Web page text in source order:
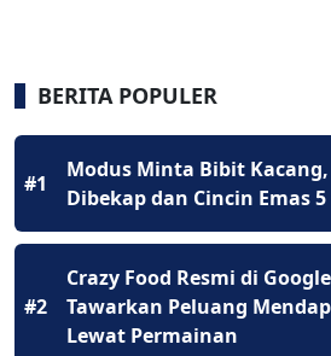
BERITA POPULER
#1
Modus Minta Bibit
Dibekap dan Cincin Emas
#2
Crazy Food Resmi di
Tawarkan Peluang
Lewat Permainan